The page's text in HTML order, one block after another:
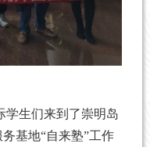
学生们来到了崇明岛
基地“自来塾”工作